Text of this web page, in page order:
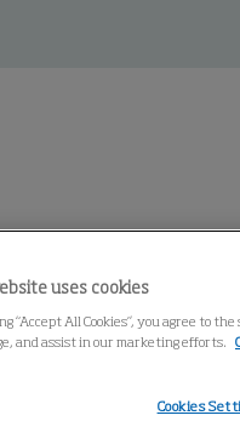
uses cookies
“Accept All Cookies”, you agree to
and assist in our marketing efforts.
Cookies